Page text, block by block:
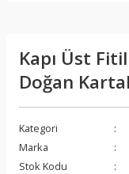
Kapı Üst
Doğan
Kategori
Marka
Stok Kodu